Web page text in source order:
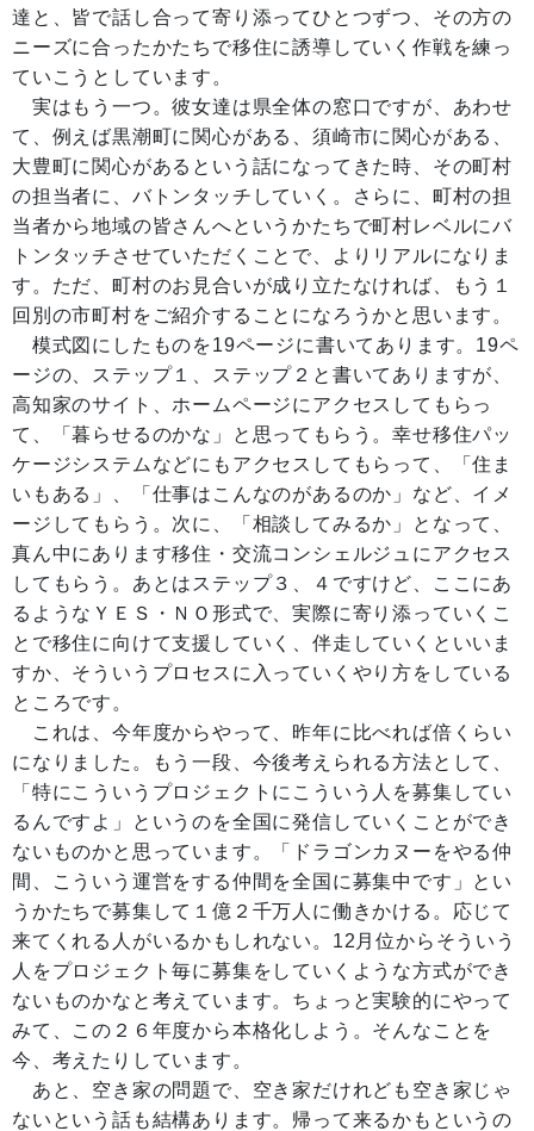
達と、皆で話し合って寄り添ってひとつずつ、その方の
ニーズに合ったかたちで移住に誘導していく作戦を練っ
ていこうとしています。
実はもう一つ。彼女達は県全体の窓口ですが、あわせ
て、例えば黒潮町に関心がある、須崎市に関心がある、
大豊町に関心があるという話になってきた時、その町村
の担当者に、バトンタッチしていく。さらに、町村の担
当者から地域の皆さんへというかたちで町村レベルにバ
トンタッチさせていただくことで、よりリアルになりま
す。ただ、町村のお見合いが成り立たなければ、もう１
回別の市町村をご紹介することになろうかと思います。
模式図にしたものを19ページに書いてあります。19ペ
ージの、ステップ１、ステップ２と書いてありますが、
高知家のサイト、ホームページにアクセスしてもらっ
て、「暮らせるのかな」と思ってもらう。幸せ移住パッ
ケージシステムなどにもアクセスしてもらって、「住ま
いもある」、「仕事はこんなのがあるのか」など、イメ
ージしてもらう。次に、「相談してみるか」となって、
真ん中にあります移住・交流コンシェルジュにアクセス
してもらう。あとはステップ３、４ですけど、ここにあ
るようなＹＥＳ・ＮＯ形式で、実際に寄り添っていくこ
とで移住に向けて支援していく、伴走していくといいま
すか、そういうプロセスに入っていくやり方をしている
ところです。
これは、今年度からやって、昨年に比べれば倍くらい
になりました。もう一段、今後考えられる方法として、
「特にこういうプロジェクトにこういう人を募集してい
るんですよ」というのを全国に発信していくことができ
ないものかと思っています。「ドラゴンカヌーをやる仲
間、こういう運営をする仲間を全国に募集中です」とい
うかたちで募集して１億２千万人に働きかける。応じて
来てくれる人がいるかもしれない。12月位からそういう
人をプロジェクト毎に募集をしていくような方式ができ
ないものかなと考えています。ちょっと実験的にやって
みて、この２６年度から本格化しよう。そんなことを
今、考えたりしています。
あと、空き家の問題で、空き家だけれども空き家じゃ
ないという話も結構あります。帰って来るかもというの